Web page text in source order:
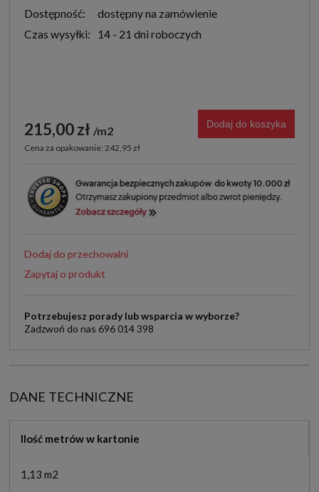
Dostępność:
dostępny na zamówienie
Czas wysyłki:
14 - 21 dni roboczych
215,00 zł m2
Cena za opakowanie: 242,95 zł
Dodaj do koszyka
Dodaj do przechowalni
Zapytaj o produkt
Potrzebujesz porady lub wsparcia w wyborze?
Zadzwoń do nas 696 014 398
DANE TECHNICZNE
Ilość metrów w kartonie
1,13 m2